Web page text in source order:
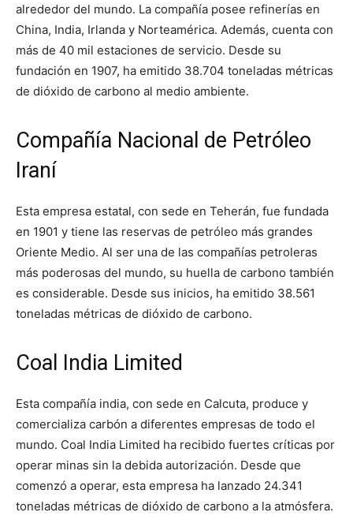
alrededor del mundo. La compañía posee refinerías en
China, India, Irlanda y Norteamérica. Además, cuenta con
más de 40 mil estaciones de servicio. Desde su
fundación en 1907, ha emitido 38.704 toneladas métricas
de dióxido de carbono al medio ambiente.
Compañía Nacional de Petróleo
Iraní
Esta empresa estatal, con sede en Teherán, fue fundada
en 1901 y tiene las reservas de petróleo más grandes
Oriente Medio. Al ser una de las compañías petroleras
más poderosas del mundo, su huella de carbono también
es considerable. Desde sus inicios, ha emitido 38.561
toneladas métricas de dióxido de carbono.
Coal India Limited
Esta compañía india, con sede en Calcuta, produce y
comercializa carbón a diferentes empresas de todo el
mundo. Coal India Limited ha recibido fuertes críticas por
operar minas sin la debida autorización. Desde que
comenzó a operar, esta empresa ha lanzado 24.341
toneladas métricas de dióxido de carbono a la atmósfera.